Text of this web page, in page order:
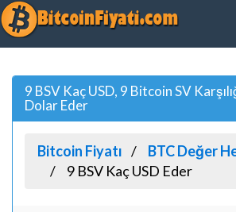
9 BSV Kaç USD, 9 Bitcoin SV
Dolar Eder
Bitcoin Fiyatı
BTC Değer
9 BSV Kaç USD Eder